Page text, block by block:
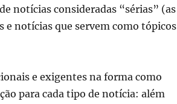
notícias consideradas “sérias” (as
e notícias que servem como tópicos
e exigentes na forma como
para cada tipo de notícia: além